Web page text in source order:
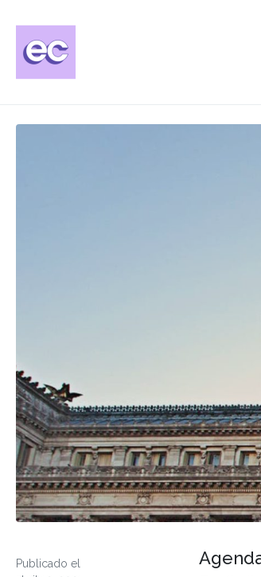
Publicado el